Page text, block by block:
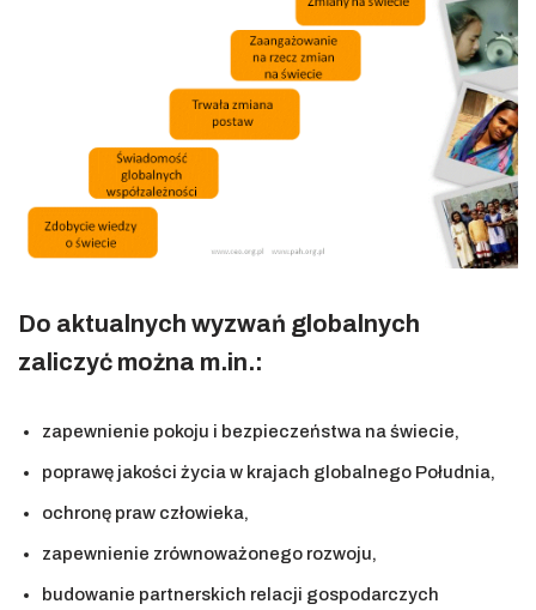
Do aktualnych wyzwań globalnych
zaliczyć można m.in.:
zapewnienie pokoju i bezpieczeństwa na świecie,
poprawę jakości życia w krajach globalnego Południa,
ochronę praw człowieka,
zapewnienie zrównoważonego rozwoju,
budowanie partnerskich relacji gospodarczych